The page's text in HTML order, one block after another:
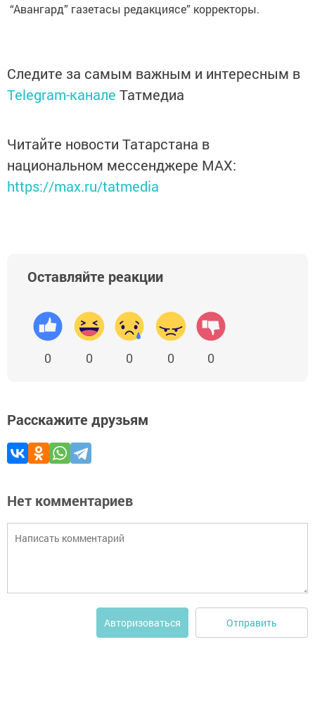
“Авангард” газетасы редак­­циясе” ­корректоры.
Следите за самым важным и интересным в
Telegram-канале Татмедиа
Читайте новости Татарстана в
национальном мессенджере MАХ:
https://max.ru/tatmedia
Оставляйте реакции
0 0 0 0 0
Расскажите друзьям
Нет комментариев
Авторизоваться Отправить